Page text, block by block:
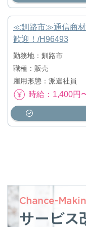
≪釧路市≫通信商材
歓迎！/H96493
勤務地：釧路市
職種：販売
雇用形態：派遣社員
時給：1,400円